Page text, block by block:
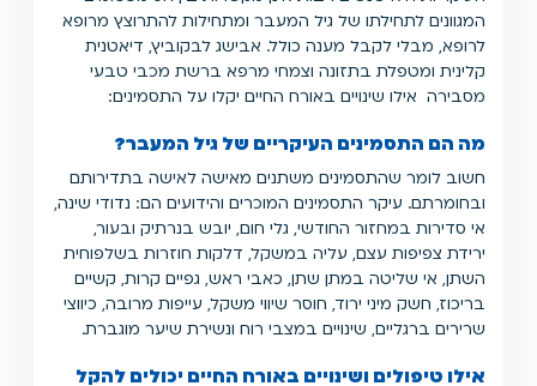
המגוונים לתחילתו של גיל המעבר ומתחילות להתרוצץ מרופא
לרופא, מבלי לקבל מענה כולל. אבישג לבקוביץ, דיאטנית
קלינית ומטפלת בתזונה וצמחי מרפא ברשת מכבי טבעי
מסבירה אילו שינויים באורח החיים יקלו על התסמינים:
מה הם התסמינים העיקריים של גיל המעבר?
חשוב לומר שהתסמינים משתנים מאישה לאישה בתדירותם
ובחומרתם. עיקר התסמינים המוכרים והידועים הם: נדודי שינה,
אי סדירות במחזור החודשי, גלי חום, יובש בנרתיק ובעור,
ירידת צפיפות עצם, עליה במשקל, דלקות חוזרות בשלפוחית
השתן, אי שליטה במתן שתן, כאבי ראש, גפיים קרות, קשיים
בריכוז, חשק מיני ירוד, חוסר שיווי משקל, עייפות מרובה, כיווצי
שרירים ברגליים, שינויים במצבי רוח ונשירת שיער מוגברת.
אילו טיפולים ושינויים באורח החיים יכולים להקל